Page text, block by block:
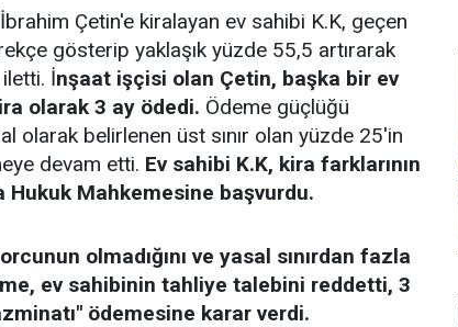
Çetin'e kiralayan ev sahibi K.K, geçen
gösterip yaklaşık yüzde 55,5 artırarak
İnşaat işçisi olan Çetin, başka bir ev
olarak 3 ay ödedi. Ödeme güçlüğü
olarak belirlenen üst sınır olan yüzde 25'in
devam etti. Ev sahibi K.K, kira farklarının
Mahkemesine başvurdu.
olmadığını ve yasal sınırdan fazla
ev sahibinin tahliye talebini reddetti, 3
ödemesine karar verdi.